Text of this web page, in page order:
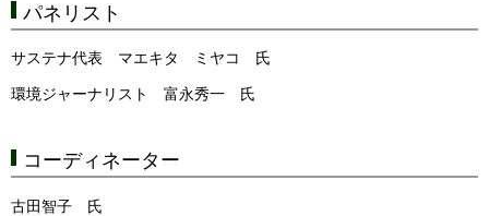
パネリスト
サステナ代表 マエキタ ミヤコ 氏
環境ジャーナリスト 富永秀一 氏
コーディネーター
古田智子 氏